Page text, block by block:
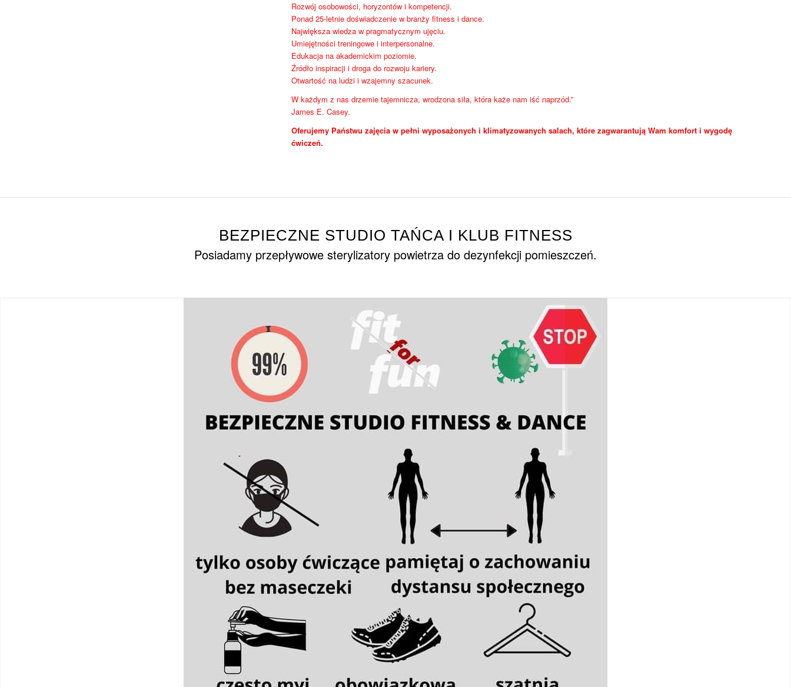
Rozwój osobowości, horyzontów i kompetencji.
Ponad 25-letnie doświadczenie w branży fitness i dance.
Największa wiedza w pragmatycznym ujęciu.
Umiejętności treningowe i interpersonalne.
Edukacja na akademickim poziomie.
Źródło inspiracji i droga do rozwoju kariery.
Otwartość na ludzi i wzajemny szacunek.
W każdym z nas drzemie tajemnicza, wrodzona siła, która każe nam iść naprzód.”
James E. Casey.
Oferujemy Państwu zajęcia w pełni wyposażonych i klimatyzowanych salach, które zagwarantują Wam komfort i wygodę
ćwiczeń.
BEZPIECZNE STUDIO TAŃCA I KLUB FITNESS
Posiadamy przepływowe sterylizatory powietrza do dezynfekcji pomieszczeń.